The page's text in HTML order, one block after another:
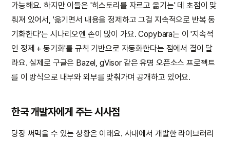
가능해요. 하지만 이들은 '히스토리를 자르고 옮기는' 데 초점이 맞
춰져 있어서, '옮기면서 내용을 정제하고 그걸 지속적으로 반복 동
기화한다'는 시나리오엔 손이 많이 가요. Copybara는 이 '지속적
인 정제 + 동기화'를 규칙 기반으로 자동화한다는 점에서 결이 달
라요. 실제로 구글은 Bazel, gVisor 같은 유명 오픈소스 프로젝트
를 이 방식으로 내부와 외부를 맞춰가며 공개하고 있어요.
한국 개발자에게 주는 시사점
당장 써먹을 수 있는 상황은 이래요. 사내에서 개발한 라이브러리